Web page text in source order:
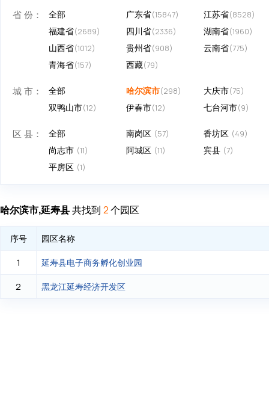
省 份： 全部 广东省(15847) 江苏省(8528)
福建省(2689) 四川省(2336) 湖南省(1960)
山西省(1012) 贵州省(908) 云南省(775)
青海省(157) 西藏(79)
城 市： 全部 哈尔滨市(298) 大庆市(75)
双鸭山市(12) 伊春市(12) 七台河市(9)
区 县： 全部 南岗区 (57) 香坊区 (49)
尚志市 (11) 阿城区 (11) 宾县 (7)
平房区 (1)
哈尔滨市,延寿县共找到 2个园区
序号 园区名称
1 延寿县电子商务孵化创业园
2 黑龙江延寿经济开发区